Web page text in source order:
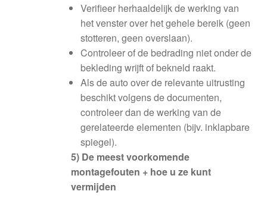
Verifieer herhaaldelijk de werking van
het venster over het gehele bereik (geen
stotteren, geen overslaan).
Controleer of de bedrading niet onder de
bekleding wrijft of bekneld raakt.
Als de auto over de relevante uitrusting
beschikt volgens de documenten,
controleer dan de werking van de
gerelateerde elementen (bijv. inklapbare
spiegel).
5) De meest voorkomende
montagefouten + hoe u ze kunt
vermijden